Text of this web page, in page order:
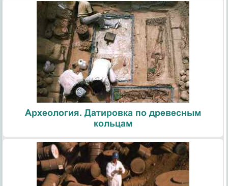
Археология. Датировка по древесным
кольцам